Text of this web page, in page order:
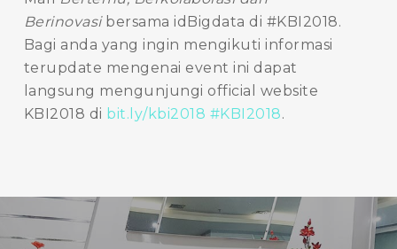
Berinovasibersama idBigdata di #KBI2018.
Bagi anda yang ingin mengikuti informasi
terupdate mengenai event ini dapat
langsung mengunjungi official website
KBI2018 di bit.ly/kbi2018 #KBI2018.